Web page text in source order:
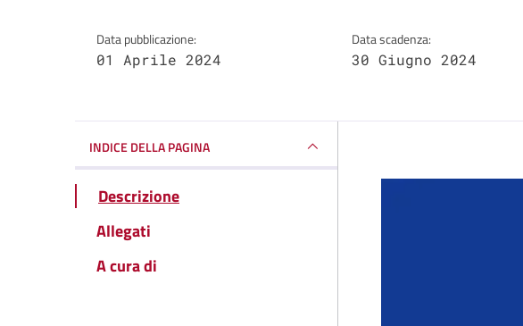
Data pubblicazione:
01 Aprile 2024
Data scadenza:
30 Giugno 2024
INDICE DELLA PAGINA
Descrizione
Allegati
A cura di